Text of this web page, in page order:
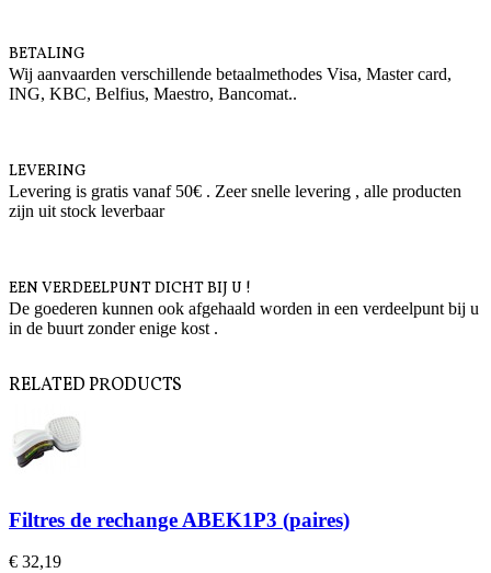
BETALING
Wij aanvaarden verschillende betaalmethodes Visa, Master card,
ING, KBC, Belfius, Maestro, Bancomat..
LEVERING
Levering is gratis vanaf 50€ . Zeer snelle levering , alle producten
zijn uit stock leverbaar
EEN VERDEELPUNT DICHT BIJ U !
De goederen kunnen ook afgehaald worden in een verdeelpunt bij u
in de buurt zonder enige kost .
RELATED PRODUCTS
Filtres de rechange ABEK1P3 (paires)
€ 32,19